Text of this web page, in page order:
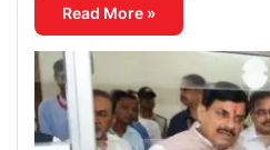
Read More »